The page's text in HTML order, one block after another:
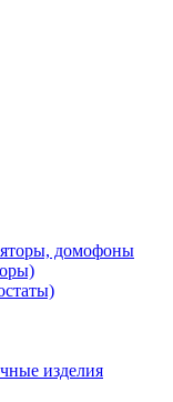
домофоны
изделия